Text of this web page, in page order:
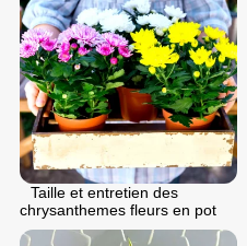
Taille et entretien des
chrysanthemes fleurs en pot